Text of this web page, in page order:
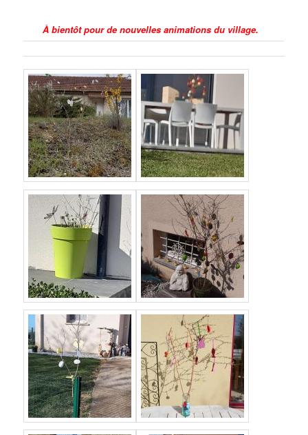
À bientôt pour de nouvelles animations du village.